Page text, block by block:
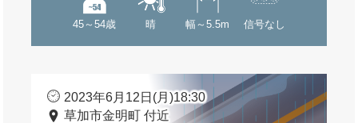
45～54歳 晴 幅～5.5m 信号なし
2023年6月12日(月)18:30
草加市金明町 付近